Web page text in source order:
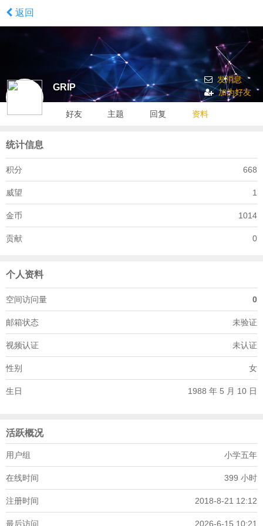
返回
GRIP
发消息
加为好友
好友 主题 回复 资料
统计信息
积分 668
威望 1
金币 1014
贡献 0
个人资料
空间访问量 0
邮箱状态 未验证
视频认证 未认证
性别 女
生日 1988 年 5 月 10 日
活跃概况
用户组 小学五年
在线时间 399 小时
注册时间 2018-8-21 12:12
最后访问 2026-6-15 10:21